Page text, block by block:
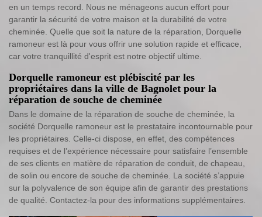
en un temps record. Nous ne ménageons aucun effort pour
garantir la sécurité de votre maison et la durabilité de votre
cheminée. Quelle que soit la nature de la réparation, Dorquelle
ramoneur est là pour vous offrir une solution rapide et efficace,
car votre tranquillité d'esprit est notre objectif ultime.
Dorquelle ramoneur est plébiscité par les
propriétaires dans la ville de Bagnolet pour la
réparation de souche de cheminée
Dans le domaine de la réparation de souche de cheminée, la
société Dorquelle ramoneur est le prestataire incontournable pour
les propriétaires. Celle-ci dispose, en effet, des compétences
requises et de l’expérience nécessaire pour satisfaire l’ensemble
de ses clients en matière de réparation de conduit, de chapeau,
de solin ou encore de souche de cheminée. La société s’appuie
sur la polyvalence de son équipe afin de garantir des prestations
de qualité. Contactez-la pour des informations supplémentaires.